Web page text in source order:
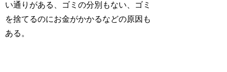
い通りがある、ゴミの分別もない、ゴミ
を捨てるのにお金がかかるなどの原因も
ある。